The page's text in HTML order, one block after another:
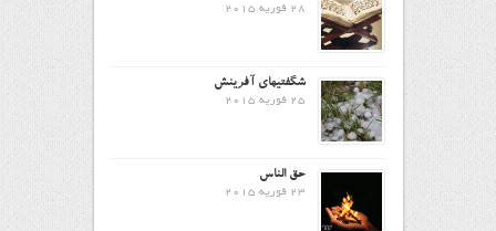
28 فوریه 2015
شگفتیهای آفرینش
25 فوریه 2015
حق الناس
23 فوریه 2015